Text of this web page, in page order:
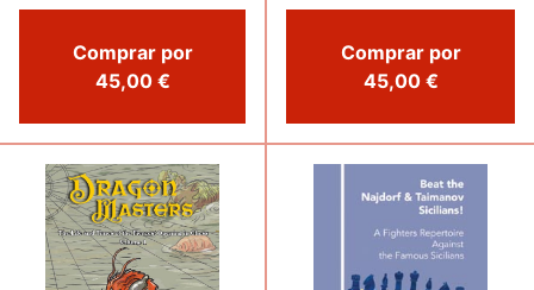
Comprar por
45,00 €
Comprar por
45,00 €